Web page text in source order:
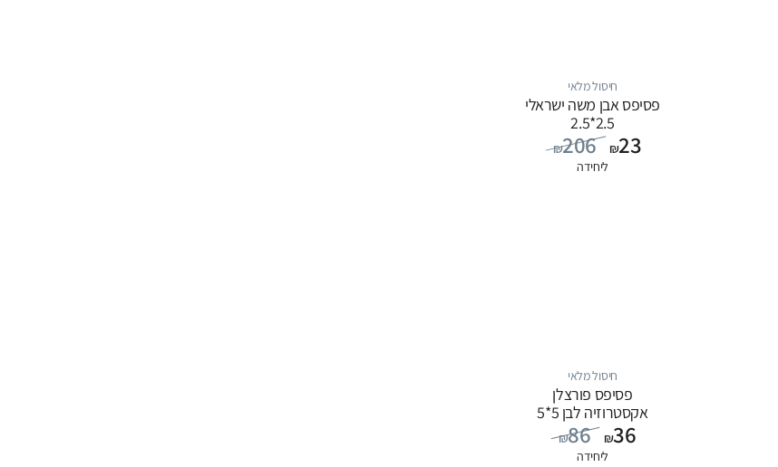
חיסול מלאי
פסיפס אבן משה ישראלי
2.5*2.5
₪206 ₪23
ליחידה
חיסול מלאי
פסיפס פורצלן
אקסטרוזיה לבן 5*5
₪86 ₪36
ליחידה